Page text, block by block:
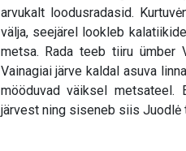
arvukalt loodusradasid.
välja, seejärel lookleb
metsa. Rada teeb tiiru ümber
Vainagiai järve kaldal asuva
mööduvad väiksel metsateel.
järvest ning siseneb siis Juodlė